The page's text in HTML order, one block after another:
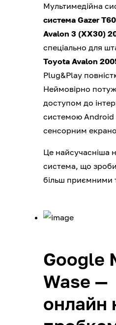
Мультимедійна
система Gazer
Avalon 3 (XX30)
спеціально для
Toyota Avalon
Plug&Play
Неймовірно
доступом до
системою Android
сенсорним
Це найсучасніша
система, що
більш приємними
Google
Wase —
онлайн